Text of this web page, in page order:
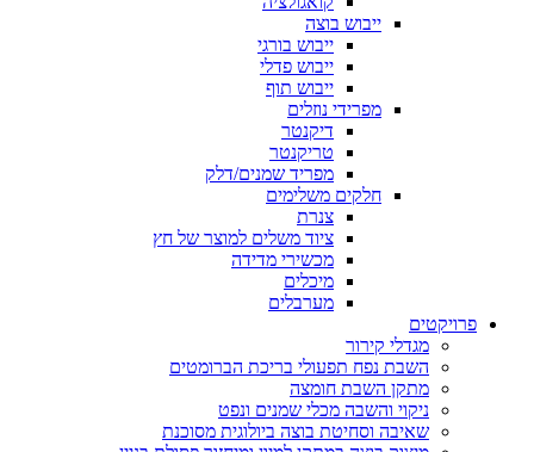
ייבוש בוצה
ייבוש בורגי
ייבוש פדלי
ייבוש תוף
מפרידי נוזלים
דיקנטר
טריקנטר
מפריד שמנים/דלק
חלקים משלימים
צנרת
ציוד משלים למוצר של חץ
מכשירי מדידה
מיכלים
מערבלים
פרויקטים
מגדלי קירור
השבת נפח תפעולי בריכת הברומטים
מתקן השבת חומצה
ניקוי והשבה מכלי שמנים ונפט
שאיבה וסחיטת בוצה ביולוגית מסוכנת